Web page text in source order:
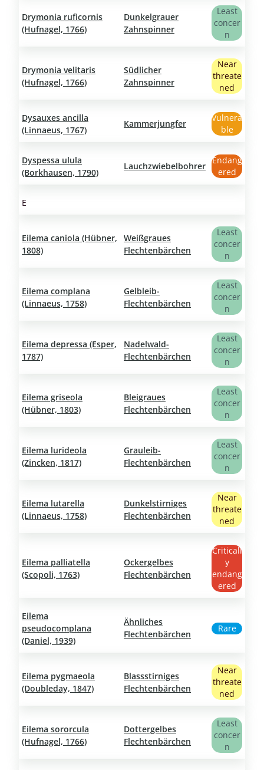
Drymonia ruficornis
(Hufnagel, 1766)
Dunkelgrauer
Zahnspinner
Least
concer
n
Drymonia velitaris
(Hufnagel, 1766)
Südlicher
Zahnspinner
Near
threate
ned
Dysauxes ancilla
(Linnaeus, 1767)
Kammerjungfer
Vulnera
ble
Dyspessa ulula
(Borkhausen, 1790)
Lauchzwiebelbohrer
Endang
ered
E
Eilema caniola (Hübner,
1808)
Weißgraues
Flechtenbärchen
Least
concer
n
Eilema complana
(Linnaeus, 1758)
Gelbleib-
Flechtenbärchen
Least
concer
n
Eilema depressa (Esper,
1787)
Nadelwald-
Flechtenbärchen
Least
concer
n
Eilema griseola
(Hübner, 1803)
Bleigraues
Flechtenbärchen
Least
concer
n
Eilema lurideola
(Zincken, 1817)
Grauleib-
Flechtenbärchen
Least
concer
n
Eilema lutarella
(Linnaeus, 1758)
Dunkelstirniges
Flechtenbärchen
Near
threate
ned
Eilema palliatella
(Scopoli, 1763)
Ockergelbes
Flechtenbärchen
Criticall
y
endang
ered
Eilema
pseudocomplana
(Daniel, 1939)
Ähnliches
Flechtenbärchen
Rare
Eilema pygmaeola
(Doubleday, 1847)
Blassstirniges
Flechtenbärchen
Near
threate
ned
Eilema sororcula
(Hufnagel, 1766)
Dottergelbes
Flechtenbärchen
Least
concer
n